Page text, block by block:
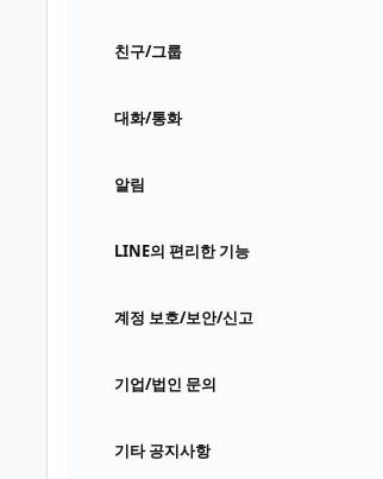
친구/그룹
대화/통화
알림
LINE의 편리한 기능
계정 보호/보안/신고
기업/법인 문의
기타 공지사항